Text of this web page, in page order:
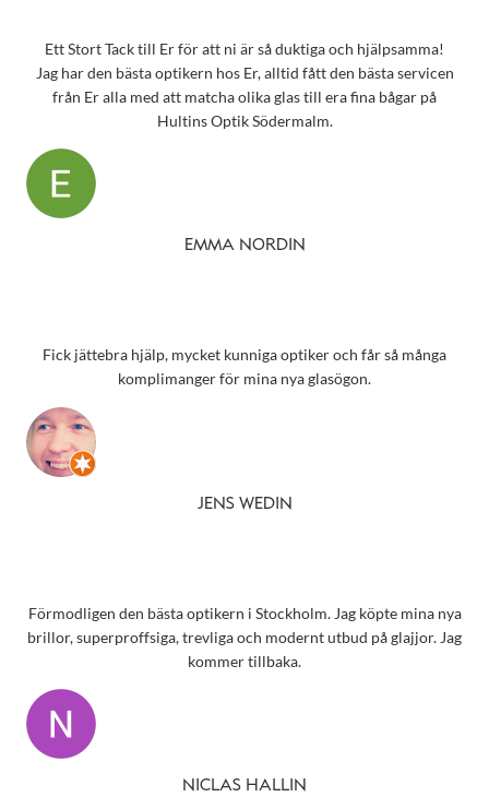
Ett Stort Tack till Er för att ni är så duktiga och hjälpsamma!
Jag har den bästa optikern hos Er, alltid fått den bästa servicen
från Er alla med att matcha olika glas till era fina bågar på
Hultins Optik Södermalm.
EMMA NORDIN
Fick jättebra hjälp, mycket kunniga optiker och får så många
komplimanger för mina nya glasögon.
JENS WEDIN
Förmodligen den bästa optikern i Stockholm. Jag köpte mina nya
brillor, superproffsiga, trevliga och modernt utbud på glajjor. Jag
kommer tillbaka.
NICLAS HALLIN